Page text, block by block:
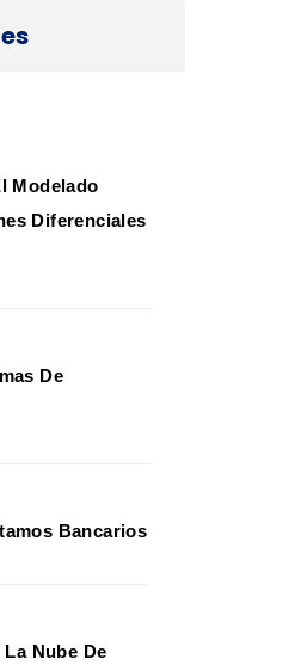
Modelado
Diferenciales
De
Bancarios
Nube De